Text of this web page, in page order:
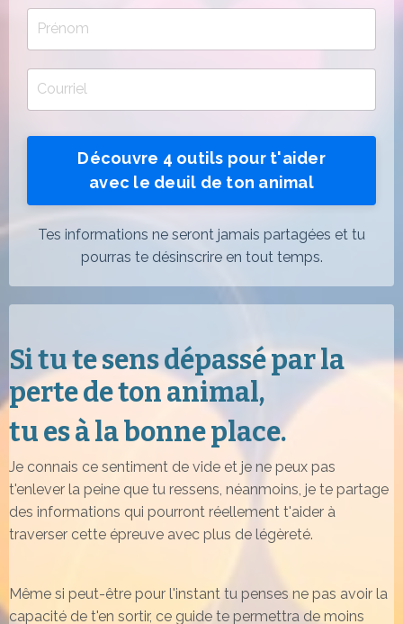
Découvre 4 outils pour t'aider
avec le deuil de ton animal
Tes informations ne seront jamais partagées et tu
pourras te désinscrire en tout temps.
Si tu te sens dépassé par la
perte de ton animal,
tu es à la bonne place.
Je connais ce sentiment de vide et je ne peux pas
t'enlever la peine que tu ressens, néanmoins, je te partage
des informations qui pourront réellement t'aider à
traverser cette épreuve avec plus de légèreté.
Même si peut-être pour l'instant tu penses ne pas avoir la
capacité de t'en sortir, ce guide te permettra de moins